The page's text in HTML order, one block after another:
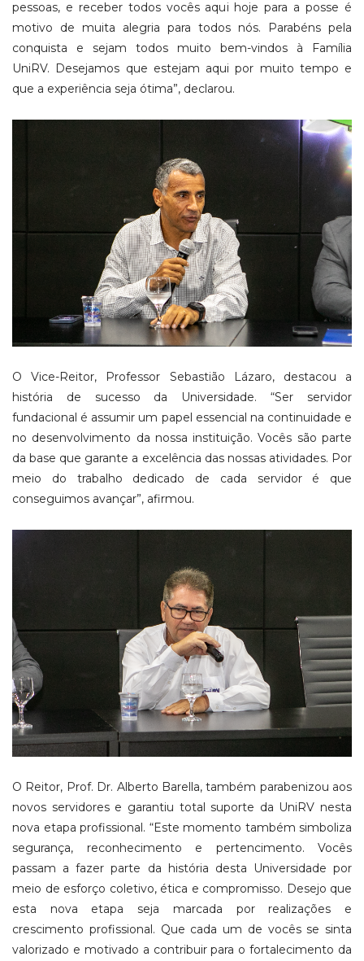
pessoas, e receber todos vocês aqui hoje para a posse é
motivo de muita alegria para todos nós. Parabéns pela
conquista e sejam todos muito bem-vindos à Família
UniRV. Desejamos que estejam aqui por muito tempo e
que a experiência seja ótima”, declarou.
O Vice-Reitor, Professor Sebastião Lázaro, destacou a
história de sucesso da Universidade. “Ser servidor
fundacional é assumir um papel essencial na continuidade e
no desenvolvimento da nossa instituição. Vocês são parte
da base que garante a excelência das nossas atividades. Por
meio do trabalho dedicado de cada servidor é que
conseguimos avançar”, afirmou.
O Reitor, Prof. Dr. Alberto Barella, também parabenizou aos
novos servidores e garantiu total suporte da UniRV nesta
nova etapa profissional. “Este momento também simboliza
segurança, reconhecimento e pertencimento. Vocês
passam a fazer parte da história desta Universidade por
meio de esforço coletivo, ética e compromisso. Desejo que
esta nova etapa seja marcada por realizações e
crescimento profissional. Que cada um de vocês se sinta
valorizado e motivado a contribuir para o fortalecimento da